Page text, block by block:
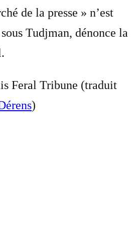
de la presse » n’est
Tudjman, dénonce la
Feral Tribune (traduit
)